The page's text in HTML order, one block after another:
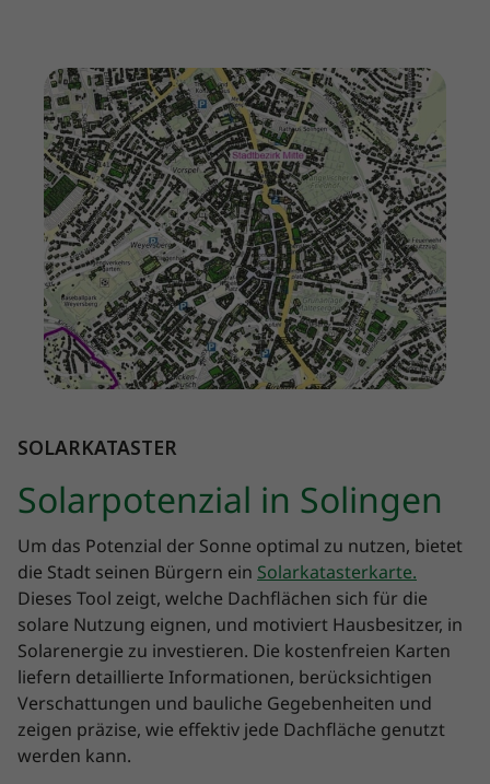
SOLARKATASTER
Solarpotenzial in Solingen
Um das Potenzial der Sonne optimal zu nutzen, bietet
die Stadt seinen Bürgern ein Solarkatasterkarte.
Dieses Tool zeigt, welche Dachflächen sich für die
solare Nutzung eignen, und motiviert Hausbesitzer, in
Solarenergie zu investieren. Die kostenfreien Karten
liefern detaillierte Informationen, berücksichtigen
Verschattungen und bauliche Gegebenheiten und
zeigen präzise, wie effektiv jede Dachfläche genutzt
werden kann.